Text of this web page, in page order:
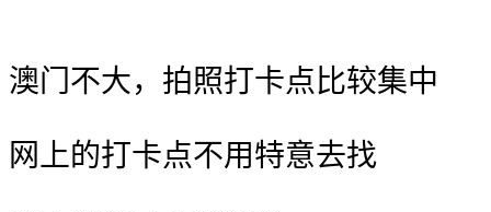
澳门不大，拍照打卡点比较集中
网上的打卡点不用特意去找